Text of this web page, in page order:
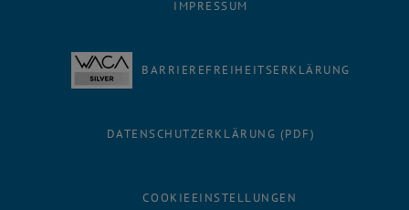
IMPRESSUM
BARRIEREFREIHEITSERKLÄRUNG
DATENSCHUTZERKLÄRUNG (PDF)
COOKIEEINSTELLUNGEN